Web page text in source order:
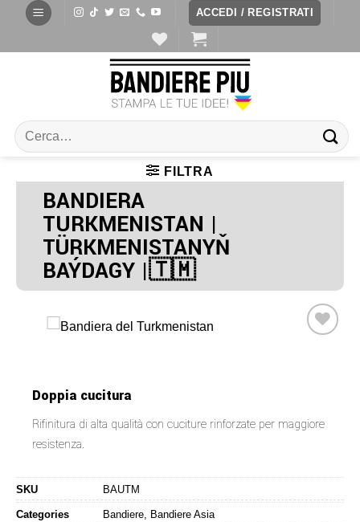
ACCEDI / REGISTRATI
FILTRA
BANDIERA
TURKMENISTAN |
TÜRKMENISTANYŇ
BAÝDAGY |🇹🇲
Doppia cucitura
Rifinitura di alta qualità con cuciture rinforzate per maggiore
resistenza.
SKU BAUTM
Categories Bandiere, Bandiere Asia